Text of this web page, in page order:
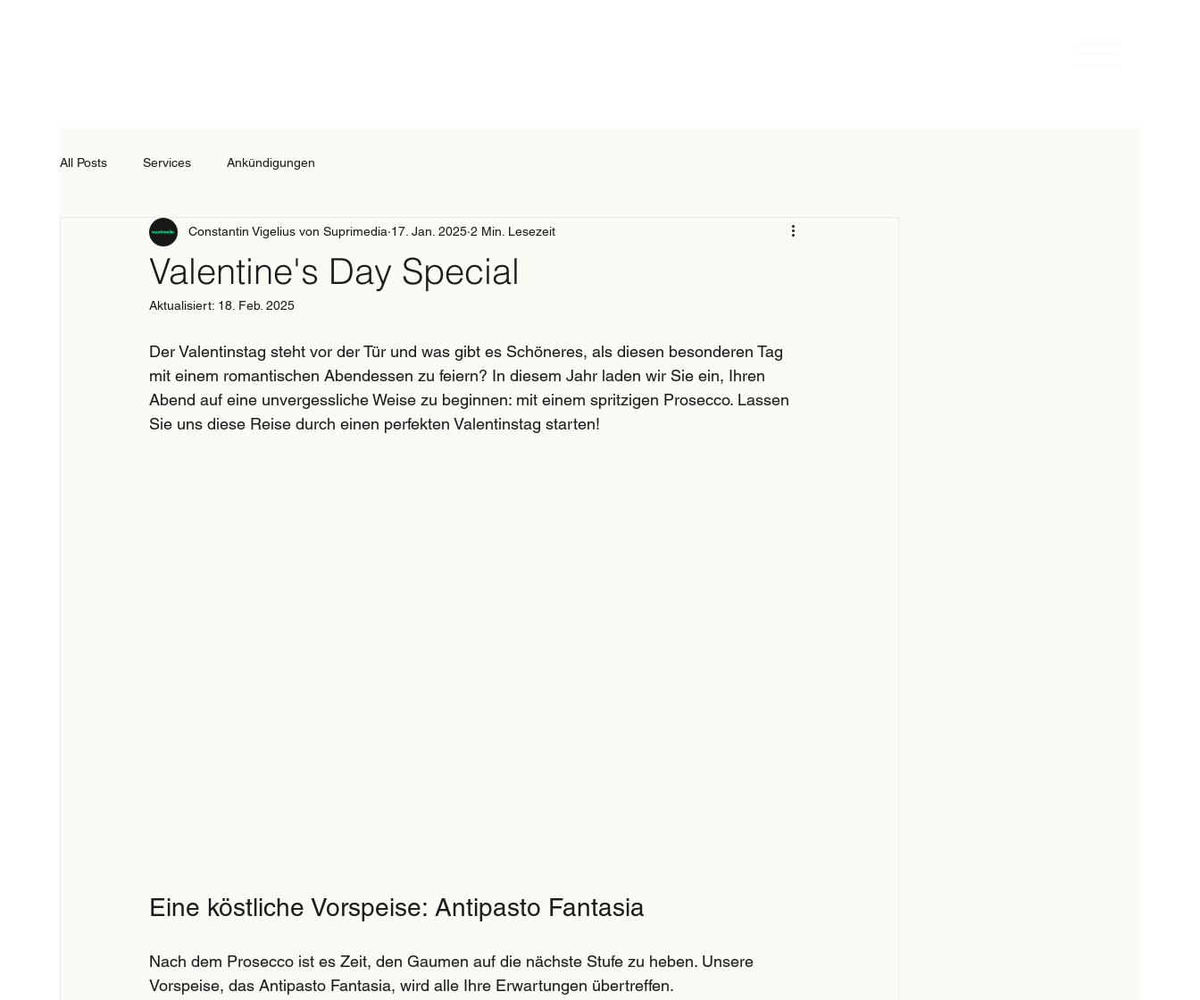
All Posts Services Ankündigungen
Valentine's Day Special
Constantin Vigelius von Suprimedia 17. Jan. 2025 2 Min. Lesezeit
Aktualisiert: 18. Feb. 2025
Der Valentinstag steht vor der Tür und was gibt es Schöneres, als diesen besonderen Tag
mit einem romantischen Abendessen zu feiern? In diesem Jahr laden wir Sie ein, Ihren
Abend auf eine unvergessliche Weise zu beginnen: mit einem spritzigen Prosecco. Lassen
Sie uns diese Reise durch einen perfekten Valentinstag starten!
Eine köstliche Vorspeise: Antipasto Fantasia
Nach dem Prosecco ist es Zeit, den Gaumen auf die nächste Stufe zu heben. Unsere
Vorspeise, das Antipasto Fantasia, wird alle Ihre Erwartungen übertreffen.